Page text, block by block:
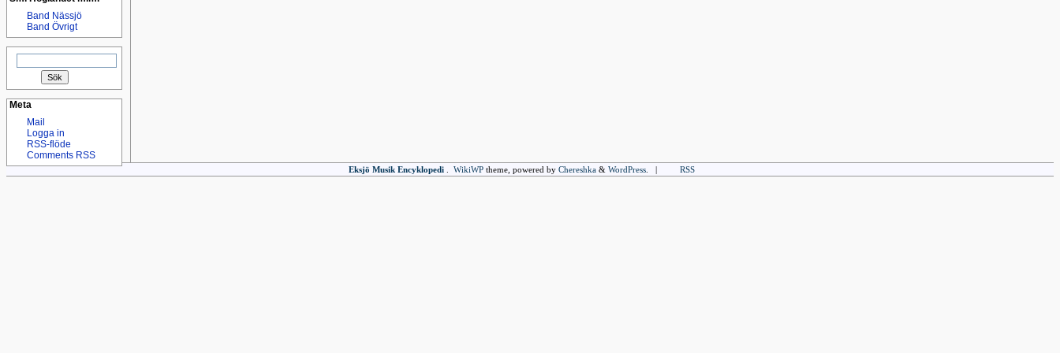
Band Nässjö
Band Övrigt
Sök
efter:
Meta
Mail
Logga in
RSS-flöde
Comments RSS
Eksjö Musik Encyklopedi. WikiWPtheme, powered by Chereshka& WordPress. | RSS